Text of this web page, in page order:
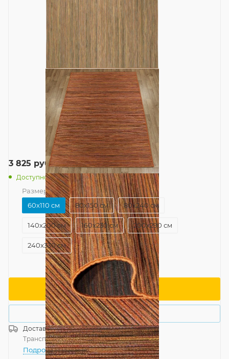
3 825 руб./шт
Доступно: 2
Размер — 60x110 см
60x110 см
80x150 см 80x240 см
140x200 см 160x230 см 200x290 см
240x330 см
В корзину
Купить в 1 клик
ДоставкаРоссия
Транспортной компанией—бесплатно
Подробнее